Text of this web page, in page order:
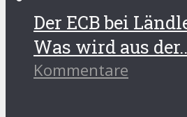
Der ECB bei
Was wird aus
Kommentare